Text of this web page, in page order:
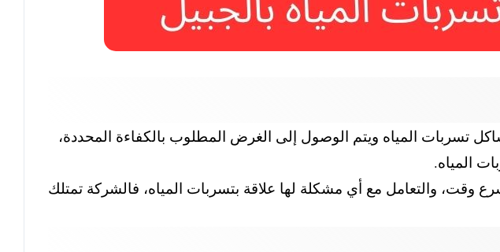
المياه ويتم الوصول إلى الغرض المطلوب بالكفاءة المحددة،
المياه.
والتعامل مع أي مشكلة لها علاقة بتسربات المياه، فالشركة تمتلك